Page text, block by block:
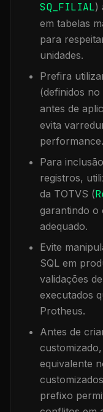
SQ_FILIAL)
em tabelas
para
unidades.
Prefira
(definidos
antes de
evita
performance.
Para
registros,
da TOTVS (
garantindo o
adequado.
Evite
SQL em
validações
executados
Protheus.
Antes de
equivalente
prefixo